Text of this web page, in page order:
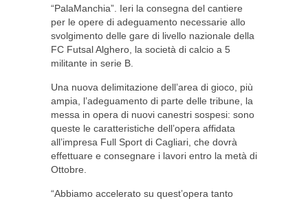
“PalaManchia”. Ieri la consegna del cantiere
per le opere di adeguamento necessarie allo
svolgimento delle gare di livello nazionale della
FC Futsal Alghero, la società di calcio a 5
militante in serie B.
Una nuova delimitazione dell’area di gioco, più
ampia, l’adeguamento di parte delle tribune, la
messa in opera di nuovi canestri sospesi: sono
queste le caratteristiche dell’opera affidata
all’impresa Full Sport di Cagliari, che dovrà
effettuare e consegnare i lavori entro la metà di
Ottobre.
“Abbiamo accelerato su quest’opera tanto